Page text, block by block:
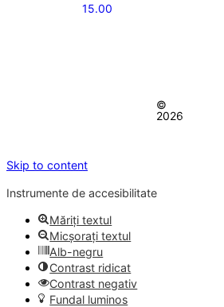
15.00
©
2026drepturile
Skip to content
Instrumente de accesibilitate
Măriți textul
Micșorați textul
Alb-negru
Contrast ridicat
Contrast negativ
Fundal luminos